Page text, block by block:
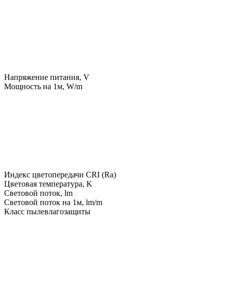
Напряжение питания, V
Мощность на 1м, W/m
Индекс цветопередачи CRI (Ra)
Цветовая температура, K
Световой поток, lm
Световой поток на 1м, lm/m
Класс пылевлагозащиты